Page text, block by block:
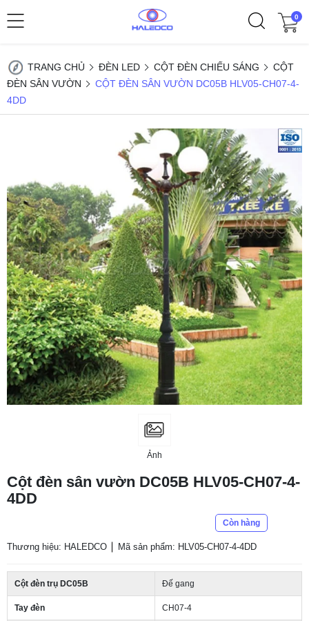
0
TRANG CHỦ ĐÈN LED CỘT ĐÈN CHIẾU SÁNG
CỘT
ĐÈN SÂN VƯỜN
CỘT ĐÈN SÂN VƯỜN DC05B HLV05-CH07-4-
4DD
Ảnh
Cột đèn sân vườn DC05B HLV05-CH07-4-
4DD
Còn hàng
Thương hiệu: HALEDCO Mã sản phẩm: HLV05-CH07-4-4DD
Cột đèn trụ DC05B Đế gang
Tay đèn CH07-4